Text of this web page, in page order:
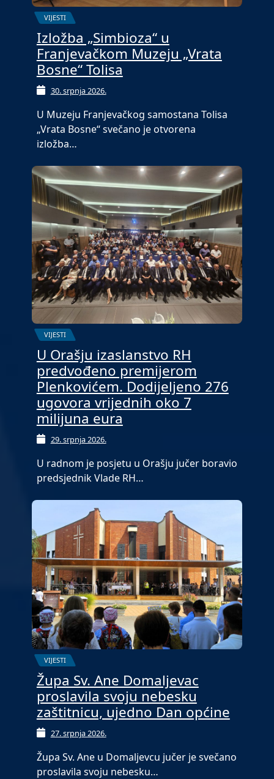
VIJESTI
Izložba „Simbioza“ u
Franjevačkom Muzeju „Vrata
Bosne“ Tolisa
30. srpnja 2026.
U Muzeju Franjevačkog samostana Tolisa
„Vrata Bosne“ svečano je otvorena
izložba…
VIJESTI
U Orašju izaslanstvo RH
predvođeno premijerom
Plenkovićem. Dodijeljeno 276
ugovora vrijednih oko 7
milijuna eura
29. srpnja 2026.
U radnom je posjetu u Orašju jučer boravio
predsjednik Vlade RH…
VIJESTI
Župa Sv. Ane Domaljevac
proslavila svoju nebesku
zaštitnicu, ujedno Dan općine
27. srpnja 2026.
Župa Sv. Ane u Domaljevcu jučer je svečano
proslavila svoju nebesku…